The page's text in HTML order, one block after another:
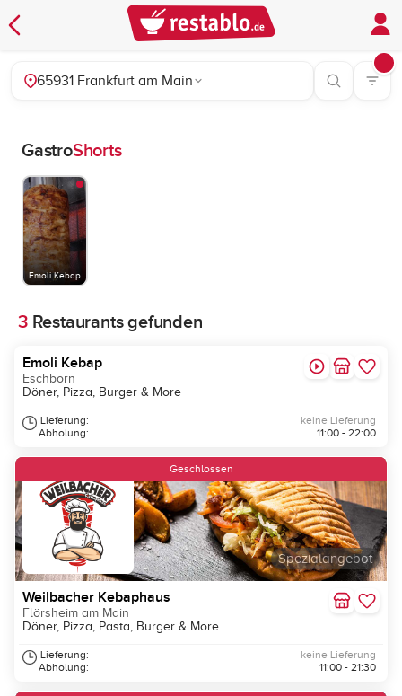
65931 Frankfurt am Main
GastroShorts
Emoli Kebap
3Restaurants gefunden
Emoli Kebap
Eschborn
Döner, Pizza, Burger & More
Lieferung:
Abholung:
keine Lieferung
11:00 - 22:00
Spezialangebot
Geschlossen
Weilbacher Kebaphaus
Flörsheim am Main
Döner, Pizza, Pasta, Burger & More
Lieferung:
Abholung:
keine Lieferung
11:00 - 21:30